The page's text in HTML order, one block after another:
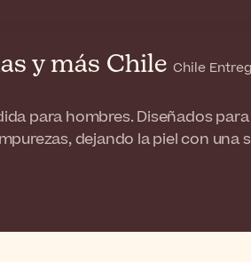
y más Chile Chile
para hombres. Diseñados
dejando la piel con una